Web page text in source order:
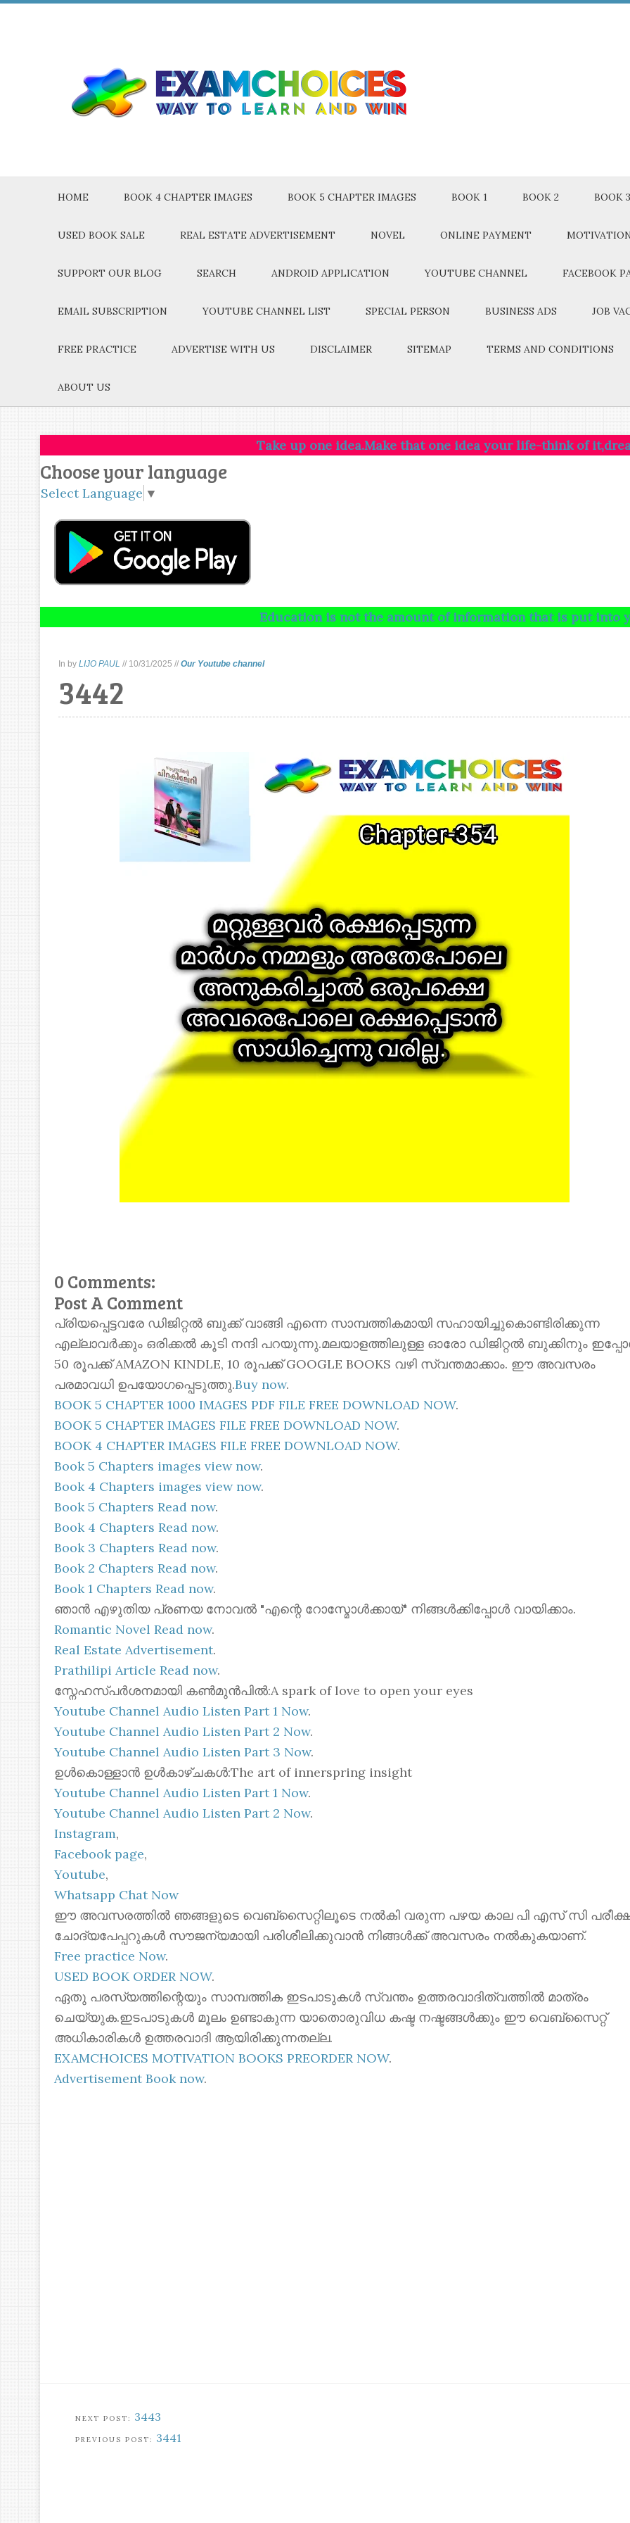
HOME BOOK 4 CHAPTER IMAGES BOOK 5 CHAPTER IMAGES BOOK 1 BOOK 2 BOOK 3
USED BOOK SALE REAL ESTATE ADVERTISEMENT NOVEL ONLINE PAYMENT
SUPPORT OUR BLOG SEARCH ANDROID APPLICATION YOUTUBE CHANNEL FACEBOOK
EMAIL SUBSCRIPTION YOUTUBE CHANNEL LIST SPECIAL PERSON BUSINESS ADS JOB
FREE PRACTICE ADVERTISE WITH US DISCLAIMER SITEMAP TERMS AND CONDITIONS
ABOUT US
Take up one idea.Make that one idea your life-think of it,dream of
Choose your language
Select Language ▼
Education is not the amount of information that is put into your
In by LIJO PAUL // 10/31/2025 // Our Youtube channel
3442
0 Comments:
Post A Comment
പ്രിയപ്പെട്ടവരേ ഡിജിറ്റൽ ബുക്ക് വാങ്ങി എന്നെ സാമ്പത്തികമായി സഹായിച്ചുകൊണ്ടിരിക്കുന്ന
എല്ലാവർക്കും ഒരിക്കൽ കൂടി നന്ദി പറയുന്നു.മലയാളത്തിലുള്ള ഓരോ ഡിജിറ്റൽ ബുക്കിനും
50 രൂപക്ക് AMAZON KINDLE, 10 രൂപക്ക് GOOGLE BOOKS വഴി സ്വന്തമാക്കാം. ഈ അവസരം
പരമാവധി ഉപയോഗപ്പെടുത്തു.Buy now.
BOOK 5 CHAPTER 1000 IMAGES PDF FILE FREE DOWNLOAD NOW.
BOOK 5 CHAPTER IMAGES FILE FREE DOWNLOAD NOW.
BOOK 4 CHAPTER IMAGES FILE FREE DOWNLOAD NOW.
Book 5 Chapters images view now.
Book 4 Chapters images view now.
Book 5 Chapters Read now.
Book 4 Chapters Read now.
Book 3 Chapters Read now.
Book 2 Chapters Read now.
Book 1 Chapters Read now.
ഞാൻ എഴുതിയ പ്രണയ നോവൽ "എന്റെ റോസ്മോൾക്കായ്" നിങ്ങൾക്കിപ്പോൾ വായിക്കാം.
Romantic Novel Read now.
Real Estate Advertisement.
Prathilipi Article Read now.
സ്നേഹസ്പർശനമായി കൺമുൻപിൽ:A spark of love to open your eyes
Youtube Channel Audio Listen Part 1 Now.
Youtube Channel Audio Listen Part 2 Now.
Youtube Channel Audio Listen Part 3 Now.
ഉൾകൊള്ളാൻ ഉൾകാഴ്ചകൾ:The art of innerspring insight
Youtube Channel Audio Listen Part 1 Now.
Youtube Channel Audio Listen Part 2 Now.
Instagram,
Facebook page,
Youtube,
Whatsapp Chat Now
ഈ അവസരത്തിൽ ഞങ്ങളുടെ വെബ്സൈറ്റിലൂടെ നൽകി വരുന്ന പഴയ കാല പി എസ് സി
ചോദ്യപേപ്പറുകൾ സൗജന്യമായി പരിശീലിക്കുവാൻ നിങ്ങൾക്ക് അവസരം നൽകുകയാണ്.
Free practice Now.
USED BOOK ORDER NOW.
ഏതു പരസ്യത്തിന്റെയും സാമ്പത്തിക ഇടപാടുകൾ സ്വന്തം ഉത്തരവാദിത്വത്തിൽ മാത്രം
ചെയ്യുക.ഇടപാടുകൾ മൂലം ഉണ്ടാകുന്ന യാതൊരുവിധ കഷ്ട നഷ്ടങ്ങൾക്കും ഈ വെബ്സൈറ്റ്
അധികാരികൾ ഉത്തരവാദി ആയിരിക്കുന്നതല്ല.
EXAMCHOICES MOTIVATION BOOKS PREORDER NOW.
Advertisement Book now.
3443
3441